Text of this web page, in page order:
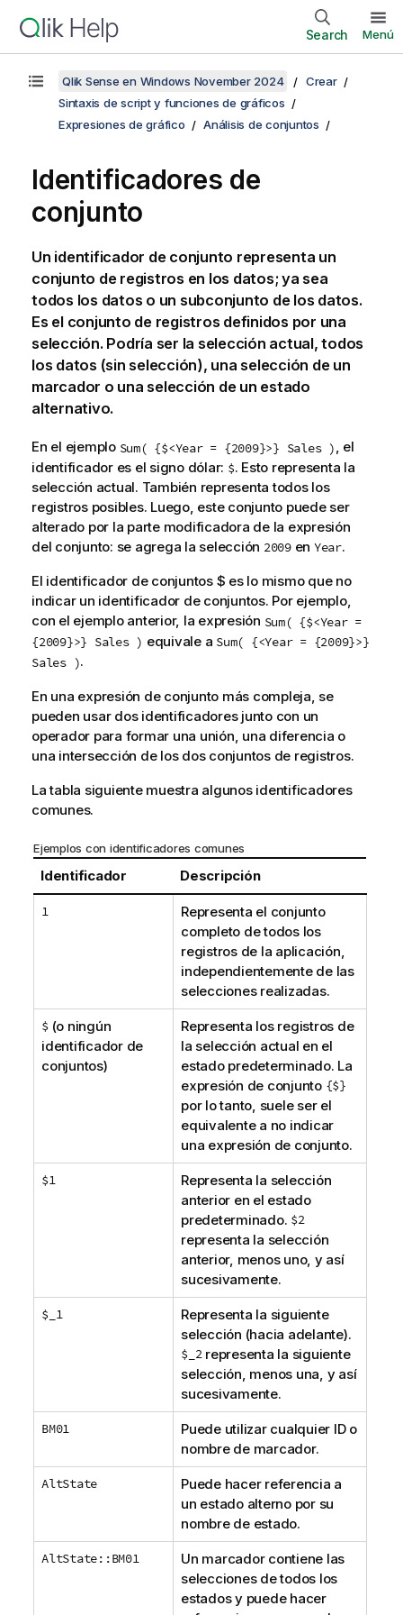
Search Menú
Qlik Sense en Windows November 2024
Crear
Sintaxis de script y funciones de gráficos
Expresiones de gráfico
Análisis de conjuntos
Identificadores de
conjunto
Un identificador de conjunto representa un
conjunto de registros en los datos; ya sea
todos los datos o un subconjunto de los datos.
Es el conjunto de registros definidos por una
selección. Podría ser la selección actual, todos
los datos (sin selección), una selección de un
marcador o una selección de un estado
alternativo.
En el ejemplo Sum( {$<Year = {2009}>} Sales ), el
identificador es el signo dólar: $. Esto representa la
selección actual. También representa todos los
registros posibles. Luego, este conjunto puede ser
alterado por la parte modificadora de la expresión
del conjunto: se agrega la selección 2009en Year.
El identificador de conjuntos $ es lo mismo que no
indicar un identificador de conjuntos. Por ejemplo,
con el ejemplo anterior, la expresión Sum( {$<Year =
{2009}>} Sales ) equivale a Sum( {<Year = {2009}>}
Sales ).
En una expresión de conjunto más compleja, se
pueden usar dos identificadores junto con un
operador para formar una unión, una diferencia o
una intersección de los dos conjuntos de registros.
La tabla siguiente muestra algunos identificadores
comunes.
Ejemplos con identificadores comunes
Identificador Descripción
1
Representa el conjunto
completo de todos los
registros de la aplicación,
independientemente de las
selecciones realizadas.
$(o ningún
identificador de
conjuntos)
Representa los registros de
la selección actual en el
estado predeterminado. La
expresión de conjunto {$}
por lo tanto, suele ser el
equivalente a no indicar
una expresión de conjunto.
$1
Representa la selección
anterior en el estado
predeterminado. $2
representa la selección
anterior, menos uno, y así
sucesivamente.
$_1
Representa la siguiente
selección (hacia adelante).
$_2representa la siguiente
selección, menos una, y así
sucesivamente.
BM01
Puede utilizar cualquier ID o
nombre de marcador.
AltState
Puede hacer referencia a
un estado alterno por su
nombre de estado.
AltState::BM01
Un marcador contiene las
selecciones de todos los
estados y puede hacer